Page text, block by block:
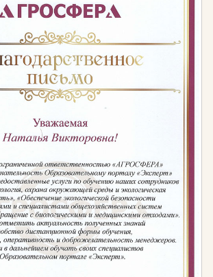
навыки вы получите
вы освоите широкий спектр
для успешной работы
дизайна. Программа
так и практические
деятельности.
архитектуры и методология
основные стили и направления,
и зонирования, правила
цвета и света. Особое внимание
тенденциям в
и разработка ландшафтных